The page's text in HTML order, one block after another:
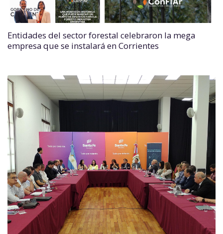
Entidades del sector forestal celebraron la mega
empresa que se instalará en Corrientes